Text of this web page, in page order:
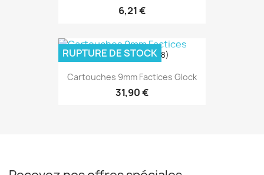
6,21 €
Cartouches 9mm Factices Glock
31,90 €
(8)
RUPTURE DE STOCK